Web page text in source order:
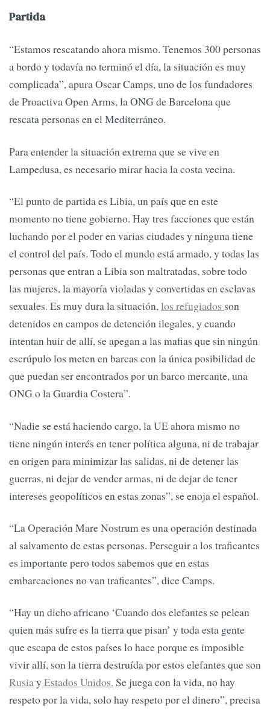
Partida
“Estamos rescatando ahora mismo. Tenemos 300 personas
a bordo y todavía no terminó el día, la situación es muy
complicada”, apura Oscar Camps, uno de los fundadores
de Proactiva Open Arms, la ONG de Barcelona que
rescata personas en el Mediterráneo.
Para entender la situación extrema que se vive en
Lampedusa, es necesario mirar hacia la costa vecina.
“El punto de partida es Libia, un país que en este
momento no tiene gobierno. Hay tres facciones que están
luchando por el poder en varias ciudades y ninguna tiene
el control del país. Todo el mundo está armado, y todas las
personas que entran a Libia son maltratadas, sobre todo
las mujeres, la mayoría violadas y convertidas en esclavas
sexuales. Es muy dura la situación,los refugiados son
detenidos en campos de detención ilegales, y cuando
intentan huir de allí, se apegan a las mafias que sin ningún
escrúpulo los meten en barcas con la única posibilidad de
que puedan ser encontrados por un barco mercante, una
ONG o la Guardia Costera”.
“Nadie se está haciendo cargo, la UE ahora mismo no
tiene ningún interés en tener política alguna, ni de trabajar
en origen para minimizar las salidas, ni de detener las
guerras, ni dejar de vender armas, ni de dejar de tener
intereses geopolíticos en estas zonas”, se enoja el español.
“La Operación Mare Nostrum es una operación destinada
al salvamento de estas personas. Perseguir a los traficantes
es importante pero todos sabemos que en estas
embarcaciones no van traficantes”, dice Camps.
“Hay un dicho africano ‘Cuando dos elefantes se pelean
quien más sufre es la tierra que pisan’ y toda esta gente
que escapa de estos países lo hace porque es imposible
vivir allí, son la tierra destruída por estos elefantes que son
Rusiay Estados Unidos. Se juega con la vida, no hay
respeto por la vida, solo hay respeto por el dinero”, precisa